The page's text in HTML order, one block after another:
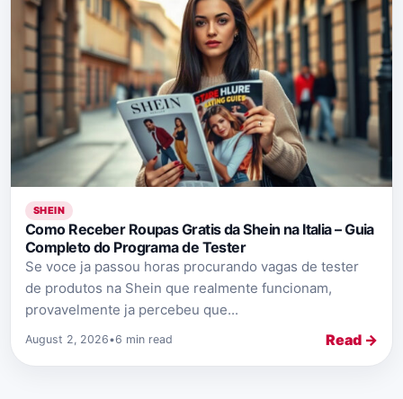
SHEIN
Como Receber Roupas Gratis da Shein na Italia – Guia
Completo do Programa de Tester
Se voce ja passou horas procurando vagas de tester
de produtos na Shein que realmente funcionam,
provavelmente ja percebeu que...
August 2, 2026•6 min read Read →